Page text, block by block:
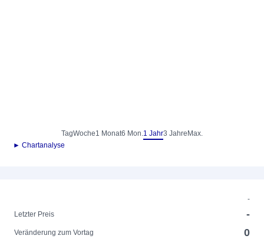
TagWoche1 Monat6 Mon.1 Jahr3 Jahre Max.
► Chartanalyse
-
Letzter Preis
-
Veränderung zum Vortag 0